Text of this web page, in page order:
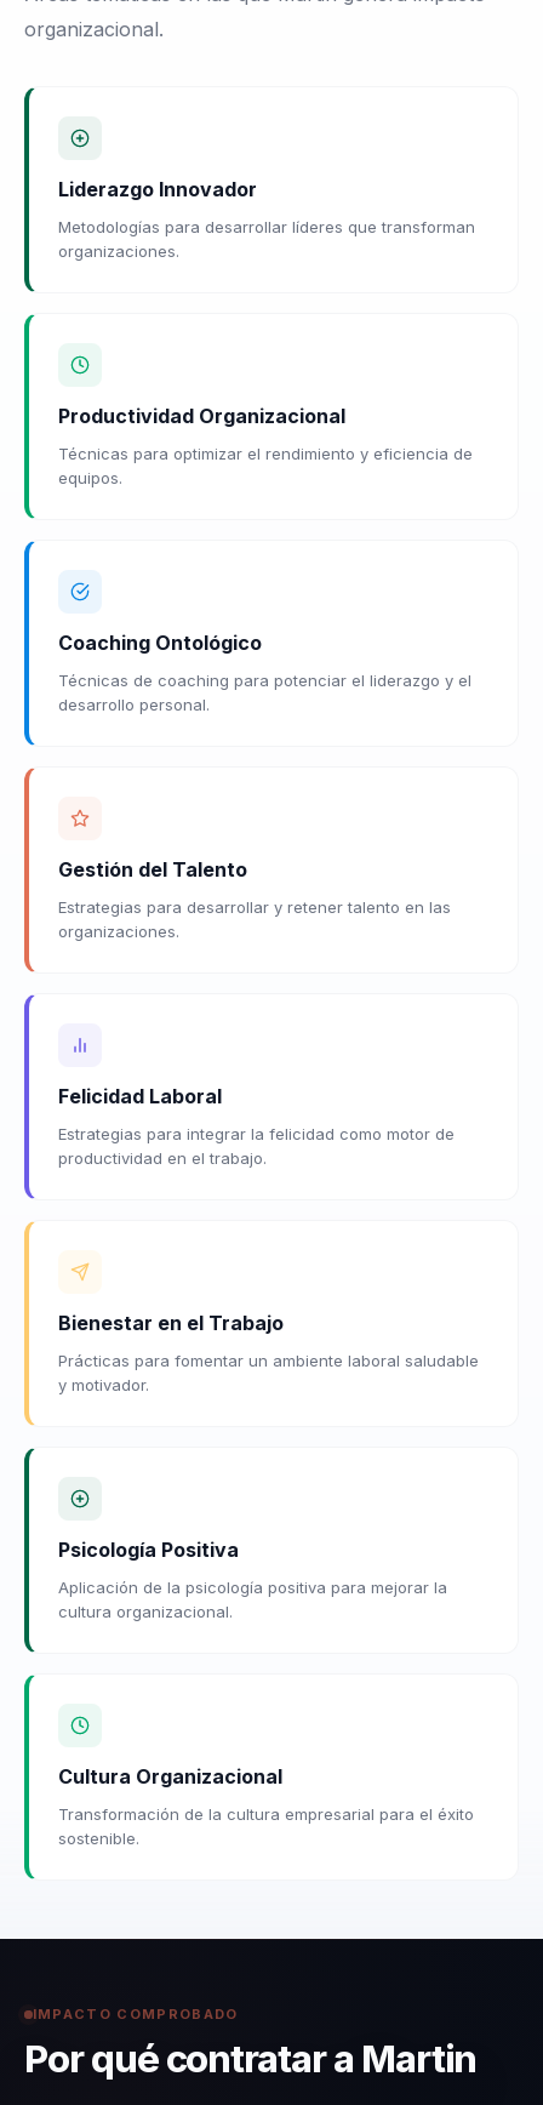
organizacional.
Liderazgo Innovador
Metodologías para desarrollar líderes que transforman
organizaciones.
Productividad Organizacional
Técnicas para optimizar el rendimiento y eficiencia de
equipos.
Coaching Ontológico
Técnicas de coaching para potenciar el liderazgo y el
desarrollo personal.
Gestión del Talento
Estrategias para desarrollar y retener talento en las
organizaciones.
Felicidad Laboral
Estrategias para integrar la felicidad como motor de
productividad en el trabajo.
Bienestar en el Trabajo
Prácticas para fomentar un ambiente laboral saludable
y motivador.
Psicología Positiva
Aplicación de la psicología positiva para mejorar la
cultura organizacional.
Cultura Organizacional
Transformación de la cultura empresarial para el éxito
sostenible.
IMPACTO COMPROBADO
Por qué contratar a Martin